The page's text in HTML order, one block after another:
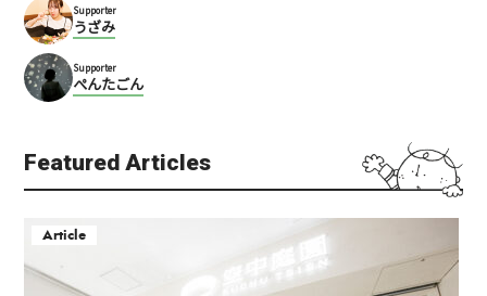
Supporter
うざみ
Supporter
ぺんたごん
Featured Articles
Article